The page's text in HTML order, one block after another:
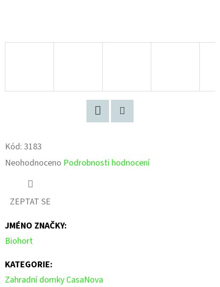
Kód: 3183
Průměrné
hodnocení
0,0
z
5
hvězdiček.
Neohodnoceno Podrobnosti hodnocení
ZEPTAT SE
JMÉNO ZNAČKY:
Biohort
KATEGORIE:
Zahradní domky CasaNova